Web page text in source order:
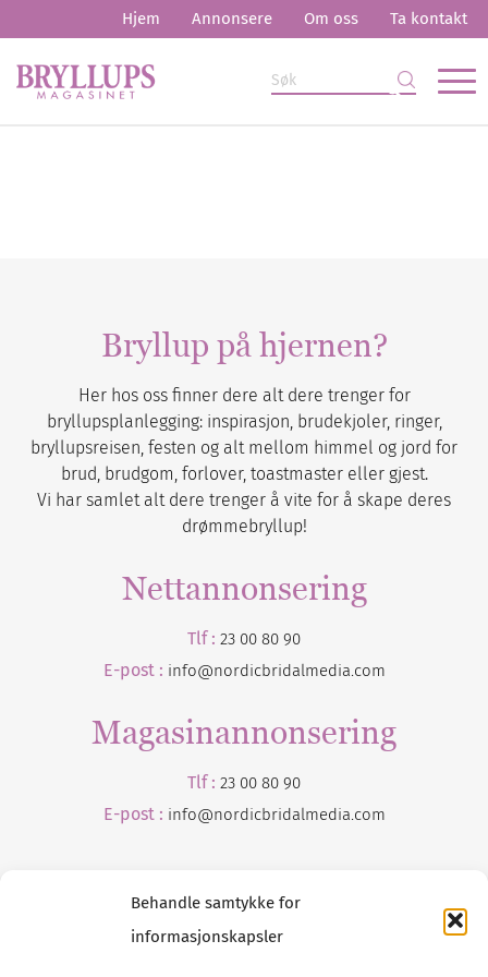
Behandle samtykke for
informasjonskapsler
Hjem Annonsere Om oss Ta kontakt
Bryllup på hjernen?
Her hos oss finner dere alt dere trenger for
bryllupsplanlegging: inspirasjon, brudekjoler, ringer,
bryllupsreisen, festen og alt mellom himmel og jord for
brud, brudgom, forlover, toastmaster eller gjest.
Vi har samlet alt dere trenger å vite for å skape deres
drømmebryllup!
Nettannonsering
Tlf : 23 00 80 90
E-post : info@nordicbridalmedia.com
Magasinannonsering
Tlf : 23 00 80 90
E-post : info@nordicbridalmedia.com